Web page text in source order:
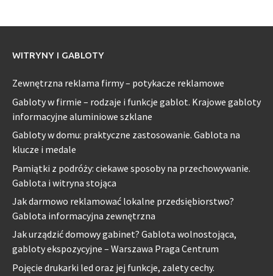
WITRYNY I GABLOTY
Zewnętrzna reklama firmy – potykacze reklamowe
Gabloty w firmie – rodzaje i funkcje gablot. Krajowe gabloty
informacyjne aluminiowe szklane
Gabloty w domu: praktyczne zastosowanie. Gablota na
klucze i medale
Pamiątki z podróży: ciekawe sposoby na przechowywanie.
Gablota i witryna stojąca
Jak darmowo reklamować lokalne przedsiębiorstwo?
Gablota informacyjna zewnętrzna
Jak urządzić domowy gabinet? Gablota wolnostojąca,
gabloty ekspozycyjne – Warszawa Praga Centrum
Pojęcie drukarki led oraz jej funkcje, zalety cechy.